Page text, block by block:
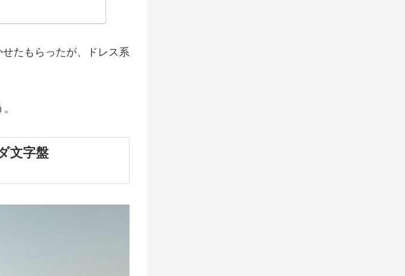
たもらったが、ドレス系
文字盤